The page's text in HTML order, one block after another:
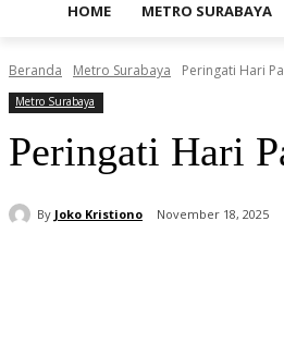
HOME METRO SURABAYA
Beranda Metro Surabaya Peringati Hari
Metro Surabaya
Peringati Hari
By Joko Kristiono November 18, 2025